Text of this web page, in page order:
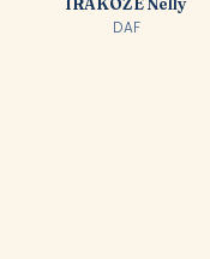
DAF